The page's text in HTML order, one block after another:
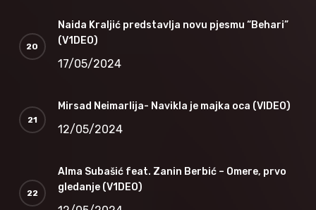
Naida Kraljić predstavlja novu pjesmu “Behari”
(V1DEO)
17/05/2024
Mirsad Neimarlija- Navikla je majka oca (VIDEO)
12/05/2024
Alma Subašić feat. Zanin Berbić – Omere, prvo
gledanje (V1DEO)